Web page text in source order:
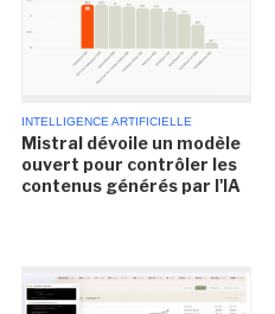
INTELLIGENCE ARTIFICIELLE
Mistral dévoile un modèle
ouvert pour contrôler les
contenus générés par l'IA